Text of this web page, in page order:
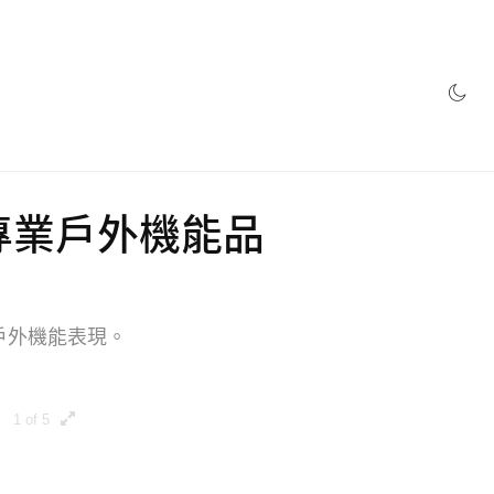
戶外機能品
機能表現。
1 of 5